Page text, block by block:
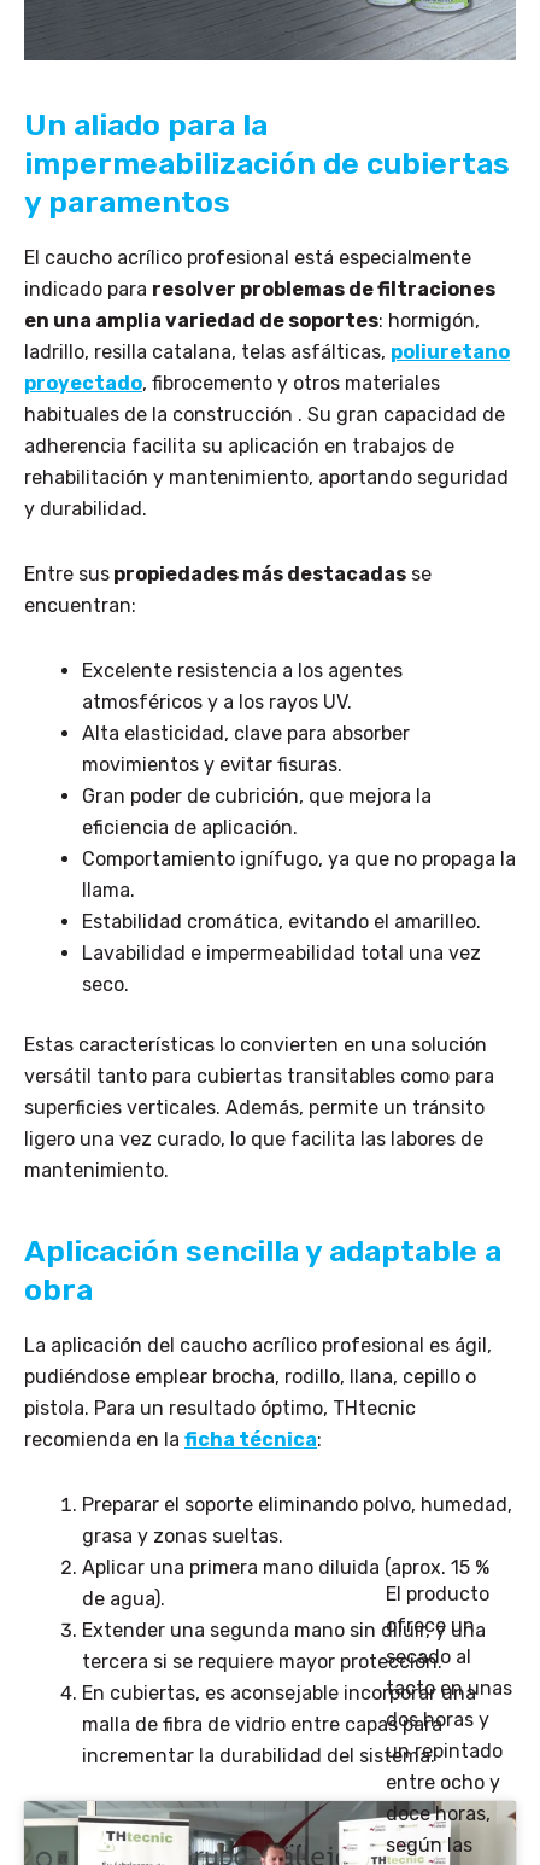
Un aliado para la
impermeabilización de cubiertas
y paramentos
El caucho acrílico profesional está especialmente
indicado para resolver problemas de filtraciones
en una amplia variedad de soportes: hormigón,
ladrillo, resilla catalana, telas asfálticas, poliuretano
proyectado, fibrocemento y otros materiales
habituales de la construcción . Su gran capacidad de
adherencia facilita su aplicación en trabajos de
rehabilitación y mantenimiento, aportando seguridad
y durabilidad.
Entre sus propiedades más destacadas se
encuentran:
Excelente resistencia a los agentes
atmosféricos y a los rayos UV.
Alta elasticidad, clave para absorber
movimientos y evitar fisuras.
Gran poder de cubrición, que mejora la
eficiencia de aplicación.
Comportamiento ignífugo, ya que no propaga la
llama.
Estabilidad cromática, evitando el amarilleo.
Lavabilidad e impermeabilidad total una vez
seco.
Estas características lo convierten en una solución
versátil tanto para cubiertas transitables como para
superficies verticales. Además, permite un tránsito
ligero una vez curado, lo que facilita las labores de
mantenimiento.
Aplicación sencilla y adaptable a
obra
La aplicación del caucho acrílico profesional es ágil,
pudiéndose emplear brocha, rodillo, llana, cepillo o
pistola. Para un resultado óptimo, THtecnic
recomienda en la ficha técnica:
Preparar el soporte eliminando polvo, humedad,
grasa y zonas sueltas.
Aplicar una primera mano diluida (aprox. 15 %
de agua).
Extender una segunda mano sin diluir, y una
tercera si se requiere mayor protección.
En cubiertas, es aconsejable incorporar una
malla de fibra de vidrio entre capas para
incrementar la durabilidad del sistema.
El producto
ofrece un
secado al
tacto en unas
dos horas y
un repintado
entre ocho y
doce horas,
según las